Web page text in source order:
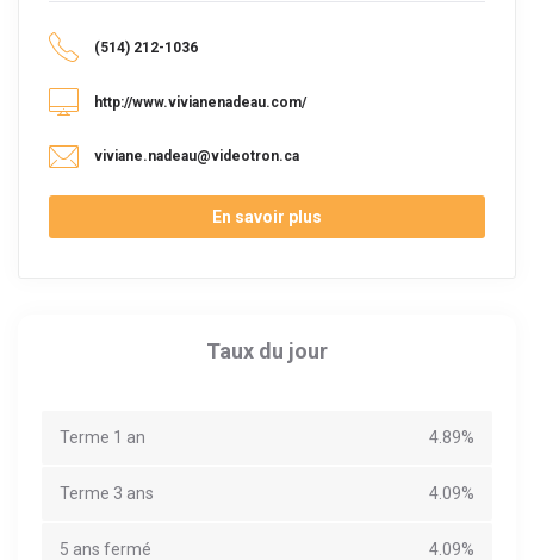
(514) 212-1036
http://www.vivianenadeau.com/
viviane.nadeau@videotron.ca
En savoir plus
Taux du jour
Terme 1 an 4.89%
Terme 3 ans 4.09%
5 ans fermé 4.09%